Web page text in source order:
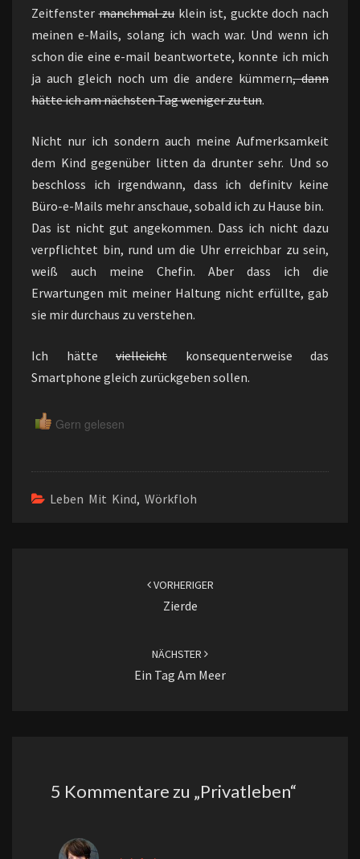
Zeitfenstermanchmal zuklein ist, guckte doch nach
meinen e-Mails, solang ich wach war. Und wenn ich
schon die eine e-mail beantwortete, konnte ich mich
ja auch gleich noch um die andere kümmern, dann
hätte ich am nächsten Tag weniger zu tun.
Nicht nur ich sondern auch meine Aufmerksamkeit
dem Kind gegenüber litten da drunter sehr. Und so
beschloss ich irgendwann, dass ich definitv keine
Büro-e-Mails mehr anschaue, sobald ich zu Hause bin.
Das ist nicht gut angekommen. Dass ich nicht dazu
verpflichtet bin, rund um die Uhr erreichbar zu sein,
weiß auch meine Chefin. Aber dass ich die
Erwartungen mit meiner Haltung nicht erfüllte, gab
sie mir durchaus zu verstehen.
Ich hätte vielleicht konsequenterweise das
Smartphone gleich zurückgeben sollen.
Gern gelesen
Leben Mit Kind, Wörkfloh
VORHERIGER
Zierde
NÄCHSTER
Ein Tag Am Meer
5 Kommentare zu „Privatleben“